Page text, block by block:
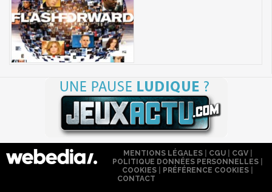
MENTIONS LÉGALES| CGU| CGV|
POLITIQUE DONNÉES PERSONNELLES
COOKIES
PRÉFÉRENCE COOKIES
CONTACT